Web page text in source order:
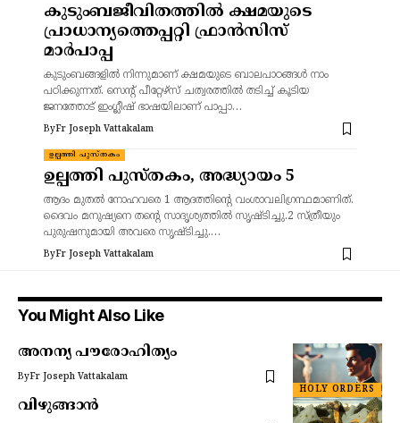
കുടുംബജീവിതത്തിൽ ക്ഷമയുടെ
പ്രാധാന്യത്തെപ്പറ്റി ഫ്രാൻസിസ്
മാർപാപ്പ
കുടുംബങ്ങളിൽ നിന്നുമാണ് ക്ഷമയുടെ ബാലപാഠങ്ങൾ നാം
പഠിക്കുന്നത്. സെന്റ് പീറ്റേഴ്‌സ് ചത്വരത്തിൽ തടിച്ച് കൂടിയ
ജനത്തോട് ഇംഗ്ലീഷ് ഭാഷയിലാണ് പാപ്പാ…
ByFr Joseph Vattakalam
ഉല്പത്തി പുസ്തകം
ഉല്പത്തി പുസ്തകം, അദ്ധ്യായം 5
ആദം മുതല്‍ നോഹവരെ 1 ആദത്തിന്റെ വംശാവലിഗ്രന്ഥമാണിത്.
ദൈവം മനുഷ്യനെ തന്റെ സാദൃശ്യത്തില്‍ സൃഷ്ടിച്ചു.2 സ്ത്രീയും
പുരുഷനുമായി അവരെ സൃഷ്ടിച്ചു.…
ByFr Joseph Vattakalam
You Might Also Like
HOLY ORDERS
അനന്യ പൗരോഹിത്യം
ByFr Joseph Vattakalam
വിഴുങ്ങാൻ